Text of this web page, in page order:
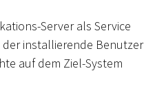
Server als Service
installierende Benutzer
auf dem Ziel-System